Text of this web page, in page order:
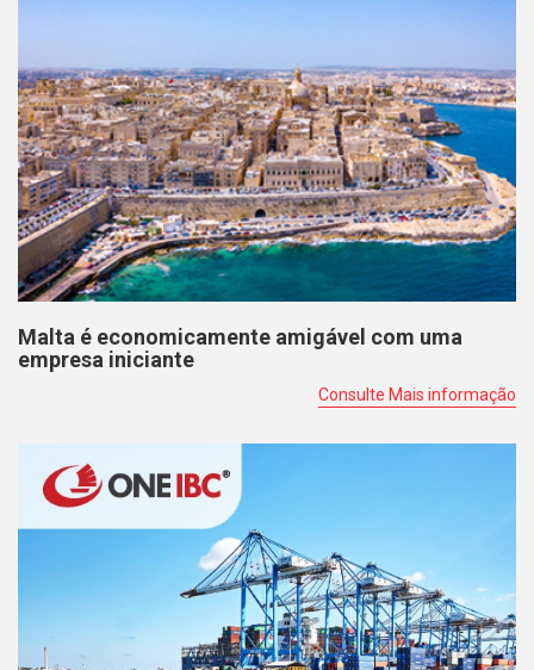
Malta é economicamente amigável com uma
empresa iniciante
Consulte Mais informação